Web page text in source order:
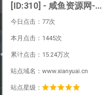
[ID:310] - 咸鱼资源网-全网精品资源分享平台_爱收集_爱分享
今日点击：77次
本月点击：1445次
累计点击：15.24万次
站点域名：www.xianyuai.cn
站点星级：